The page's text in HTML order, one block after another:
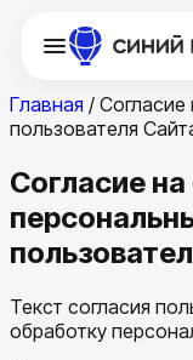
Главная / Согласие
пользователя
Согласие
Текст согласия
обработку